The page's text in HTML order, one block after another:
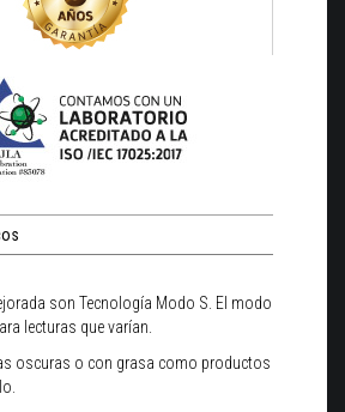
son Tecnología Modo S. El modo
lecturas que varían.
oscuras o con grasa como productos